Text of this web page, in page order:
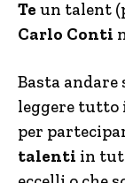
Te un talent
Carlo Conti
Basta
leggere tutto
per
talenti in